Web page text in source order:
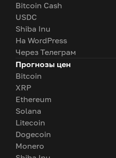
Bitcoin Cash
USDC
Shiba Inu
На WordPress
Через Телеграм
Прогнозы цен
Bitcoin
XRP
Ethereum
Solana
Litecoin
Dogecoin
Monero